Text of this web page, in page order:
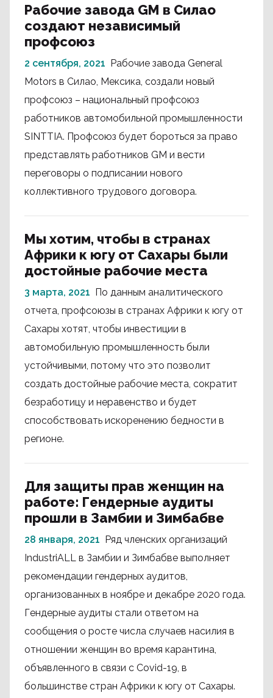
Рабочие завода GM в Силао
создают независимый
профсоюз
2 сентября, 2021 Рабочие завода General
Motors в Силао, Мексика, создали новый
профсоюз – национальный профсоюз
работников автомобильной промышленности
SINTTIA. Профсоюз будет бороться за право
представлять работников GM и вести
переговоры о подписании нового
коллективного трудового договора.
Мы хотим, чтобы в странах
Африки к югу от Сахары были
достойные рабочие места
3 марта, 2021 По данным аналитического
отчета, профсоюзы в странах Африки к югу от
Сахары хотят, чтобы инвестиции в
автомобильную промышленность были
устойчивыми, потому что это позволит
создать достойные рабочие места, сократит
безработицу и неравенство и будет
способствовать искоренению бедности в
регионе.
Для защиты прав женщин на
работе: Гендерные аудиты
прошли в Замбии и Зимбабве
28 января, 2021 Ряд членских организаций
IndustriALL в Замбии и Зимбабве выполняет
рекомендации гендерных аудитов,
организованных в ноябре и декабре 2020 года.
Гендерные аудиты стали ответом на
сообщения о росте числа случаев насилия в
отношении женщин во время карантина,
объявленного в связи с Covid-19, в
большинстве стран Африки к югу от Сахары.